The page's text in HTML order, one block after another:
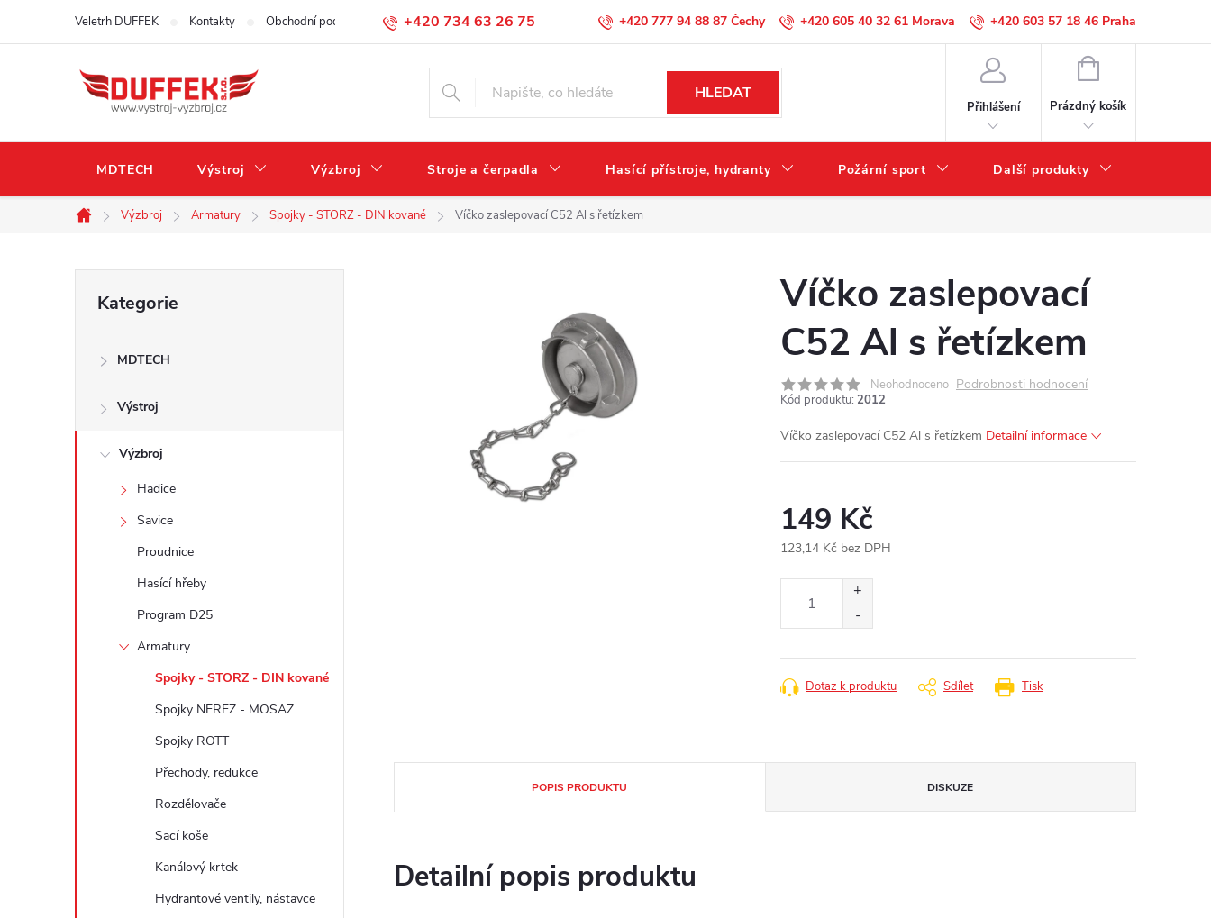
+420 734 63 26 75
Veletrh DUFFEK Kontakty Obchodní podmínky Podmínky ochrany osobních údajů +420 777 94 88 87 +420 605 40 32 61 +420 603 57 18 46
HLEDAT
Přihlášení
NÁKUPNÍ
Prázdný košík
MDTECH Výstroj Výzbroj Stroje a čerpadla Hasící přístroje, hydranty Požární sport Další produkty
Domů
Výzbroj Armatury Spojky - STORZ - DIN kované Víčko zaslepovací C52 Al s řetízkem
t
kategorie
Kategorie
MDTECH
Výstroj
Výzbroj
Hadice
Savice
Proudnice
Hasící hřeby
Program D25
Armatury
Spojky - STORZ - DIN kované
Spojky NEREZ - MOSAZ
Spojky ROTT
Přechody, redukce
Rozdělovače
Sací koše
Kanálový krtek
Hydrantové ventily, nástavce
Víčko zaslepovací
C52 Al s řetízkem
Neohodnoceno Podrobnosti hodnocení
Kód produktu: 2012
Víčko zaslepovací C52 Al s řetízkem Detailní informace
149 Kč
123,14 Kč bez DPH
Tisk
Dotaz k produktu Sdílet
POPIS PRODUKTU DISKUZE
Detailní popis produktu